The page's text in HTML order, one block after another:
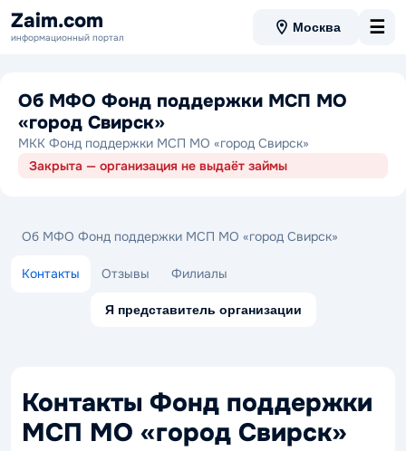
Zaim.com
информационный портал
Москва ☰
Об МФО Фонд поддержки МСП МО
«город Свирск»
МКК Фонд поддержки МСП МО «город Свирск»
Закрыта — организация не выдаёт займы
Об МФО Фонд поддержки МСП МО «город Свирск»
Контакты Отзывы Филиалы
Я представитель организации
Контакты Фонд поддержки
МСП МО «город Свирск»